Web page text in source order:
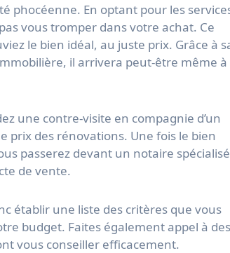
phocéenne. En optant pour les
vous tromper dans votre achat. Ce
le bien idéal, au juste prix. Grâce à
il arrivera peut-être même à
une contre-visite en compagnie d’un
prix des rénovations. Une fois le bien
passerez devant un notaire spécialisé
de vente.
établir une liste des critères que vous
budget. Faites également appel à des
vous conseiller efficacement.